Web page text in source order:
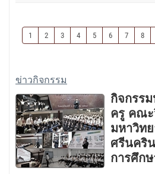
1 2 3 4 5 6 7 8
ข่าวกิจกรรม
กิจกรร
ครู คณะ
มหาวิท
ศรีนคริ
การศึกษ